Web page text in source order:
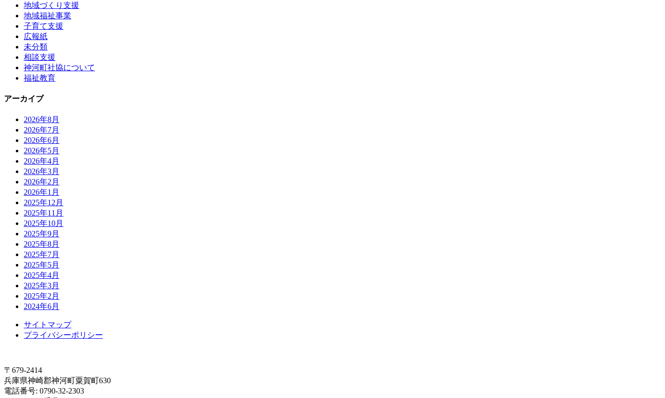
地域づくり支援
地域福祉事業
子育て支援
広報紙
未分類
相談支援
神河町社協について
福祉教育
アーカイブ
2026年8月
2026年7月
2026年6月
2026年5月
2026年4月
2026年3月
2026年2月
2026年1月
2025年12月
2025年11月
2025年10月
2025年9月
2025年8月
2025年7月
2025年5月
2025年4月
2025年3月
2025年2月
2024年6月
サイトマップ
プライバシーポリシー
〒679-2414
兵庫県神崎郡神河町粟賀町630
電話番号: 0790-32-2303